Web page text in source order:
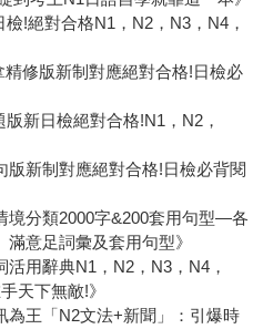
!絕對合格N1，N2，N3，N4，
精修版新制對應絕對合格!日檢必
新日檢絕對合格!N1，N2，
版新制對應絕對合格!日檢必背閱
境分類2000字&200套用句型—各
意足詞彙及套用句型》
活用辭典N1，N2，N3，N4，
天下無敵!》
為王「N2文法+新聞」：引爆時